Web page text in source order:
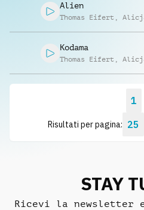
Alien
Thomas Eifert ,
Kodama
Thomas Eifert ,
Risultati per pagina: 25
1
STAY
Ricevi la newsletter